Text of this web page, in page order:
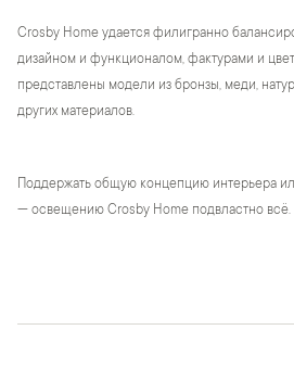
Crosby Home удается филигранно
дизайном и функционалом, фактурами и
представлены модели из бронзы, меди,
других материалов.
Поддержать общую концепцию интерьера
— освещению Crosby Home подвластно всё.